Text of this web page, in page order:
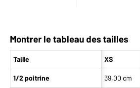
Montrer le tableau des tailles
Taille
1/2 poitrine
XS
39,00 cm